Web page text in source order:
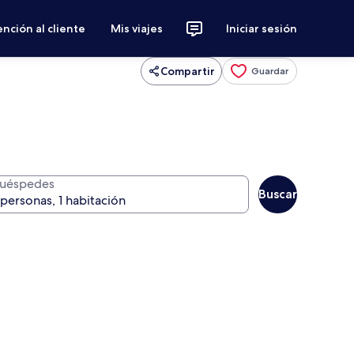
al cliente Mis viajes Iniciar sesión
Compartir Guardar
Buscar